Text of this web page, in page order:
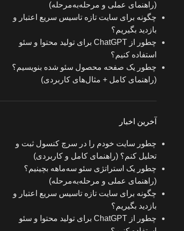
(راهنمای عملی و مرحله‌به‌مرحله)
چگونه برای سایت تازه‌ تاسیس سریع اعتبار و
بازدید بگیریم؟
چطور از ChatGPT برای تولید محتوا و سئو
استفاده کنیم؟
چطور یک صفحه محصول سئو شده بنویسیم؟
(راهنمای کامل + مثال‌های کاربردی)
آخرین اخبار
چطور سایت خودم را در سرچ کنسول ثبت و
تحلیل کنم؟ (راهنمای کامل و کاربردی)
چطور یک استراتژی سئو سه‌ماهه بچینیم؟
(راهنمای عملی و مرحله‌به‌مرحله)
چگونه برای سایت تازه‌ تاسیس سریع اعتبار و
بازدید بگیریم؟
چطور از ChatGPT برای تولید محتوا و سئو